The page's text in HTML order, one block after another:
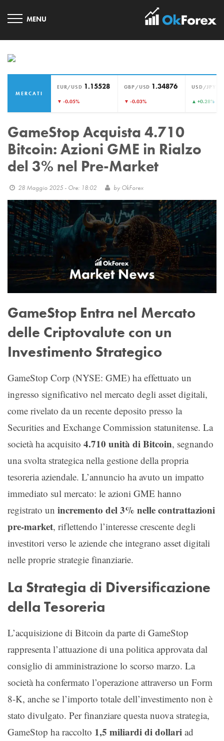
MERCATI
EUR/USD 1.15528
▼ -0.05%
GBP/USD 1.34876
▼ -0.03%
USD/JPY
▲ +0.28%›
GameStop Acquista 4.710
Bitcoin: Azioni GME in Rialzo
del 3% nel Pre-Market
28 Maggio 2025 - Ore: 18:02 by OkForex
GameStop Entra nel Mercato
delle Criptovalute con un
Investimento Strategico
GameStop Corp (NYSE: GME) ha effettuato un
ingresso significativo nel mercato degli asset digitali,
come rivelato da un recente deposito presso la
Securities and Exchange Commission statunitense. La
società ha acquisito 4.710 unità di Bitcoin, segnando
una svolta strategica nella gestione della propria
tesoreria aziendale. L’annuncio ha avuto un impatto
immediato sul mercato: le azioni GME hanno
registrato un incremento del 3% nelle contrattazioni
pre-market, riflettendo l’interesse crescente degli
investitori verso le aziende che integrano asset digitali
nelle proprie strategie finanziarie.
La Strategia di Diversificazione
della Tesoreria
L’acquisizione di Bitcoin da parte di GameStop
rappresenta l’attuazione di una politica approvata dal
consiglio di amministrazione lo scorso marzo. La
società ha confermato l’operazione attraverso un Form
8-K, anche se l’importo totale dell’investimento non è
stato divulgato. Per finanziare questa nuova strategia,
GameStop ha raccolto 1,5 miliardi di dollari ad